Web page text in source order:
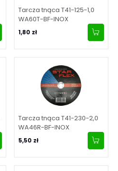
Tarcza tnąca T41-125-1,0
WA60T-BF-INOX
1,80 zł
Tarcza tnąca T41-230-2,0
WA46R-BF-INOX
5,50 zł